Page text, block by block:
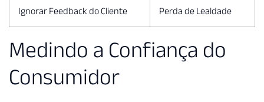
Ignorar Feedback do Cliente Perda de Lealdade
Medindo a Confiança do
Consumidor